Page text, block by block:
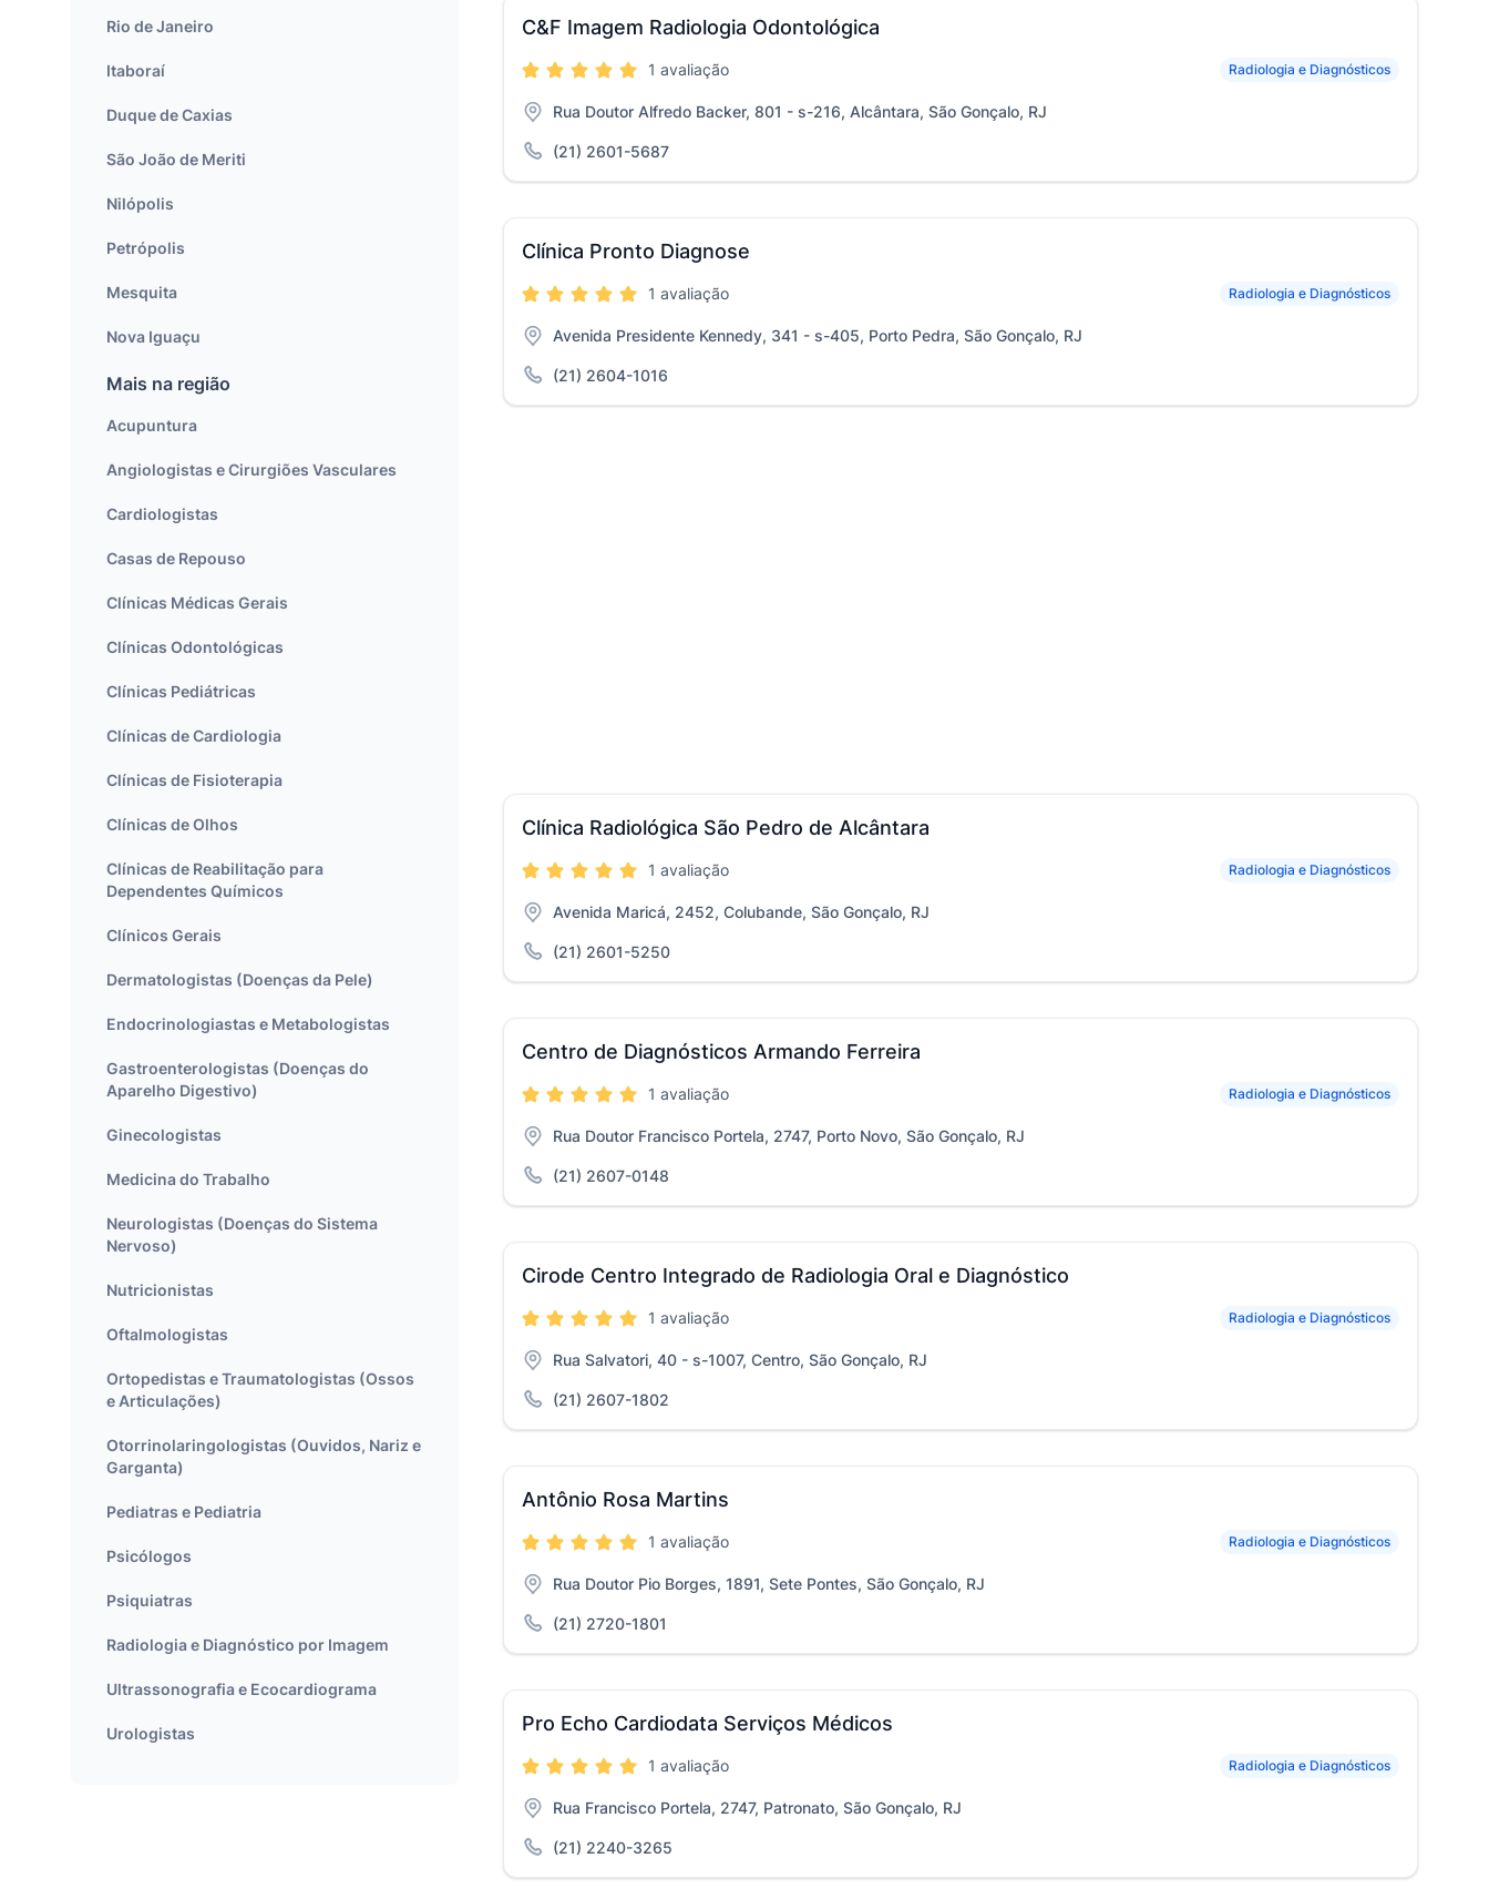
C&F Imagem Radiologia Odontológica
Radiologia e Diagnósticos
1 avaliação
Rua Doutor Alfredo Backer, 801 - s-216, Alcântara, São Gonçalo, RJ
(21) 2601-5687
Clínica Pronto Diagnose
Radiologia e Diagnósticos
1 avaliação
Avenida Presidente Kennedy, 341 - s-405, Porto Pedra, São Gonçalo, RJ
(21) 2604-1016
Clínica Radiológica São Pedro de Alcântara
Radiologia e Diagnósticos
1 avaliação
Avenida Maricá, 2452, Colubande, São Gonçalo, RJ
(21) 2601-5250
Centro de Diagnósticos Armando Ferreira
Radiologia e Diagnósticos
1 avaliação
Rua Doutor Francisco Portela, 2747, Porto Novo, São Gonçalo, RJ
(21) 2607-0148
Cirode Centro Integrado de Radiologia Oral e Diagnóstico
Radiologia e Diagnósticos
1 avaliação
Rua Salvatori, 40 - s-1007, Centro, São Gonçalo, RJ
(21) 2607-1802
Antônio Rosa Martins
Radiologia e Diagnósticos
1 avaliação
Rua Doutor Pio Borges, 1891, Sete Pontes, São Gonçalo, RJ
(21) 2720-1801
Pro Echo Cardiodata Serviços Médicos
Radiologia e Diagnósticos
1 avaliação
Rua Francisco Portela, 2747, Patronato, São Gonçalo, RJ
(21) 2240-3265
Rio de Janeiro
Itaboraí
Duque de Caxias
São João de Meriti
Nilópolis
Petrópolis
Mesquita
Nova Iguaçu
Mais na região
Acupuntura
Angiologistas e Cirurgiões Vasculares
Cardiologistas
Casas de Repouso
Clínicas Médicas Gerais
Clínicas Odontológicas
Clínicas Pediátricas
Clínicas de Cardiologia
Clínicas de Fisioterapia
Clínicas de Olhos
Clínicas de Reabilitação para
Dependentes Químicos
Clínicos Gerais
Dermatologistas (Doenças da Pele)
Endocrinologiastas e Metabologistas
Gastroenterologistas (Doenças do
Aparelho Digestivo)
Ginecologistas
Medicina do Trabalho
Neurologistas (Doenças do Sistema
Nervoso)
Nutricionistas
Oftalmologistas
Ortopedistas e Traumatologistas (Ossos
e Articulações)
Otorrinolaringologistas (Ouvidos, Nariz e
Garganta)
Pediatras e Pediatria
Psicólogos
Psiquiatras
Radiologia e Diagnóstico por Imagem
Ultrassonografia e Ecocardiograma
Urologistas